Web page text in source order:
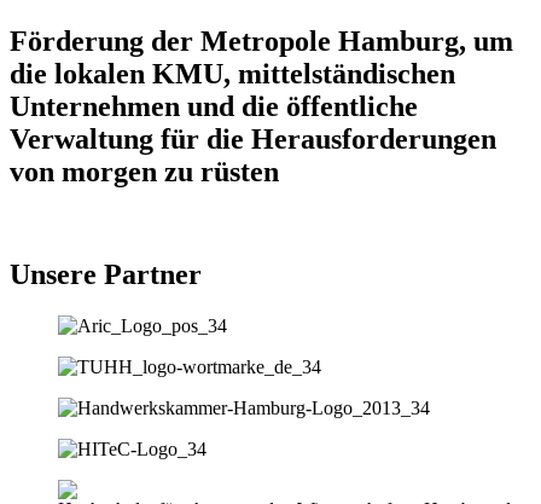
Förderung der Metropole Hamburg, um
die lokalen KMU, mittelständischen
Unternehmen und die öffentliche
Verwaltung für die Herausforderungen
von morgen zu rüsten
Unsere Partner